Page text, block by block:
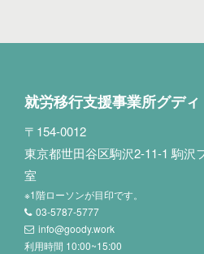
就労移行支援事業所グディ
〒154-0012
東京都世田谷区駒沢2-11-1 駒沢
室
※1階ローソンが目印です。
03-5787-5777
info@goody.work
利用時間 10:00~15:00